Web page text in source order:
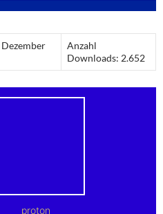
Anzahl
Downloads: 2.652